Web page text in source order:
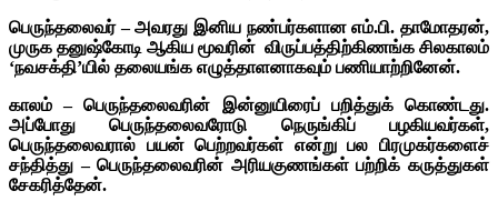
பெருந்தலைவர் – அவரது இனிய நண்பர்களான எம்.பி. தாமோதரன்,
முருக தனுஷ்கோடி ஆகிய மூவரின் விருப்பத்திற்கிணங்க சிலகாலம்
‘நவசக்தி’யில் தலையங்க எழுத்தாளனாகவும் பணியாற்றினேன்.
காலம் – பெருந்தலைவரின் இன்னுயிரைப் பறித்துக் கொண்டது.
அப்போது பெருந்தலைவரோடு நெருங்கிப் பழகியவர்கள்,
பெருந்தலைவரால் பயன் பெற்றவர்கள் என்று பல பிரமுகர்களைச்
சந்தித்து – பெருந்தலைவரின் அரியகுணங்கள் பற்றிக் கருத்துகள்
சேகரித்தேன்.